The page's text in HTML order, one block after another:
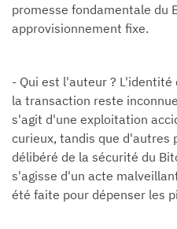
promesse fondamentale du
approvisionnement fixe.
- Qui est l'auteur ?
la transaction reste
s'agit d'une exploitation
curieux, tandis que d'autres
délibéré de la sécurité du
s'agisse d'un acte
été faite pour dépenser les